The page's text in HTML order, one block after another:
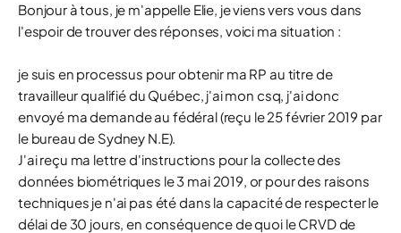
Bonjour à tous, je m'appelle Elie, je viens vers vous dans
l'espoir de trouver des réponses, voici ma situation :
je suis en processus pour obtenir ma RP au titre de
travailleur qualifié du Québec, j'ai mon csq, j'ai donc
envoyé ma demande au fédéral (reçu le 25 février 2019 par
le bureau de Sydney N.E).
J'ai reçu ma lettre d'instructions pour la collecte des
données biométriques le 3 mai 2019, or pour des raisons
techniques je n'ai pas été dans la capacité de respecter le
délai de 30 jours, en conséquence de quoi le CRVD de